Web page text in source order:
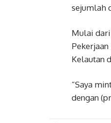
sejumlah
Mulai
Kelautan
“Saya
dengan